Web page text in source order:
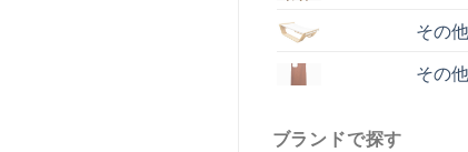
その
その
ブランドで探す